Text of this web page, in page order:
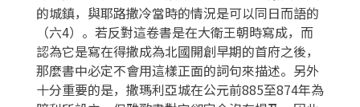
的城鎮，與耶路撒冷當時的情況是可以同日而語的
（六4）。若反對這卷書是在大衛王朝時寫成，而
認為它是寫在得撒成為北國開創早期的首府之後，
那麼書中必定不會用這樣正面的詞句來描述。另外
十分重要的是，撒瑪利亞城在公元前885至874年為